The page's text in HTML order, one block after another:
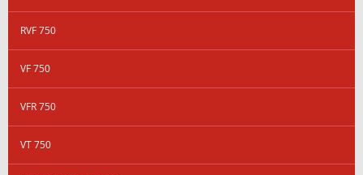
RVF 750
VF 750
VFR 750
VT 750